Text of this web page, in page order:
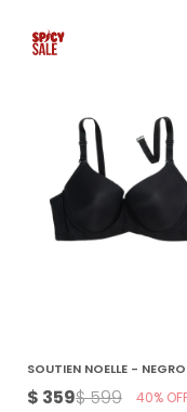
SOUTIEN NOELLE - NEGRO
$ 359$599 40